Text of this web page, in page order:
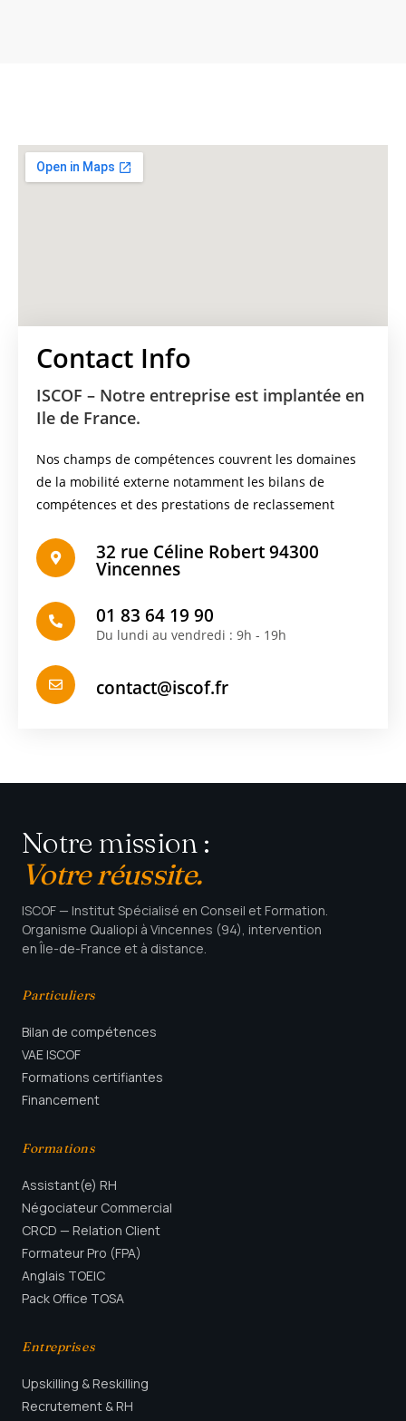
Contact Info
ISCOF – Notre entreprise est implantée en
Ile de France.
Nos champs de compétences couvrent les domaines
de la mobilité externe notamment les bilans de
compétences et des prestations de reclassement
32 rue Céline Robert 94300
Vincennes
01 83 64 19 90
Du lundi au vendredi : 9h - 19h
contact@iscof.fr
Notre mission :
Votre réussite.
ISCOF — Institut Spécialisé en Conseil et Formation.
Organisme Qualiopi à Vincennes (94), intervention
en Île-de-France et à distance.
Particuliers
Bilan de compétences
VAE ISCOF
Formations certifiantes
Financement
Formations
Assistant(e) RH
Négociateur Commercial
CRCD — Relation Client
Formateur Pro (FPA)
Anglais TOEIC
Pack Office TOSA
Entreprises
Upskilling & Reskilling
Recrutement & RH